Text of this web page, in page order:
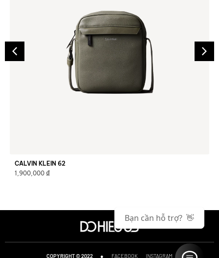
COPYRIGHT © 2022 ● FACEBOOK INSTAGRAM
Bạn cần hỗ trợ? 👋